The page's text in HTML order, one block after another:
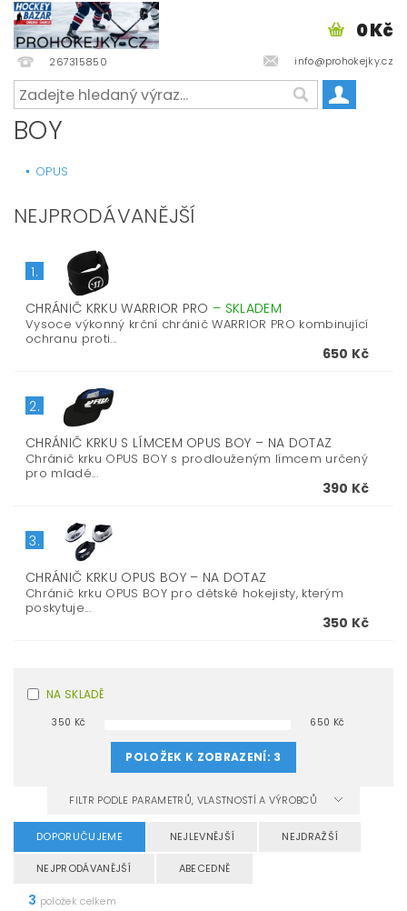
267315850 info@prohokejky.cz
0 Kč
BOY
OPUS
NEJPRODÁVANĚJŠÍ
1.
CHRÁNIČ KRKU WARRIOR PRO – SKLADEM
Vysoce výkonný krční chránič WARRIOR PRO kombinující
ochranu proti...
650 Kč
2.
CHRÁNIČ KRKU S LÍMCEM OPUS BOY – NA DOTAZ
Chránič krku OPUS BOY s prodlouženým límcem určený
pro mladé...
390 Kč
3.
CHRÁNIČ KRKU OPUS BOY – NA DOTAZ
Chránič krku OPUS BOY pro dětské hokejisty, kterým
poskytuje...
350 Kč
NA SKLADĚ
350 Kč 650 Kč
POLOŽEK K ZOBRAZENÍ: 3
FILTR PODLE PARAMETRŮ, VLASTNOSTÍ A VÝROBCŮ
DOPORUČUJEME NEJLEVNĚJŠÍ NEJDRAŽŠÍ
NEJPRODÁVANĚJŠÍ ABECEDNĚ
3 položek celkem